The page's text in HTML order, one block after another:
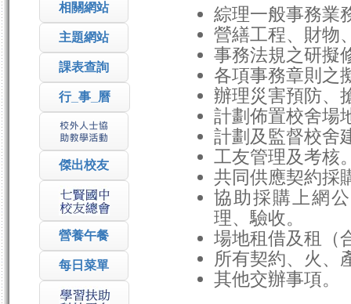
相關網站
主題網站
課表查詢
行_事_曆
傑出校友
營養午餐
每日菜單
綜理一般事務業
營繕工程、財物
事務法規之研擬
各項事務章則之
辦理災害預防、
計劃佈置校舍場
計劃及監督校舍
工友管理及考核
共同供應契約採
協助採購上網
理、驗收。
場地租借及租（
所有契約、火、
其他交辦事項。